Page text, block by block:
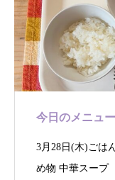
今日のメニュー
3月28日(木)ご
め物 中華スー